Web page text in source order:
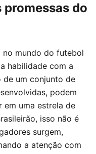
do
no mundo do futebol
habilidade com a
de um conjunto de
podem
uma estrela de
isso não é
surgem,
a atenção com